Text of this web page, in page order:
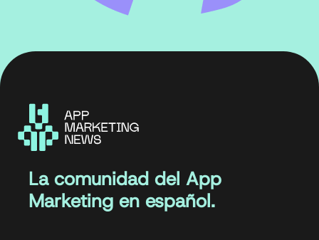
La comunidad del App
Marketing en español.